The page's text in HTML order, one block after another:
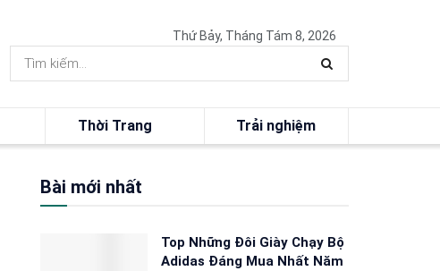
Thứ Bảy, Tháng Tám 8, 2026
Thời Trang Trải nghiệm
Bài mới nhất
Top Những Đôi Giày Chạy Bộ
Adidas Đáng Mua Nhất Năm